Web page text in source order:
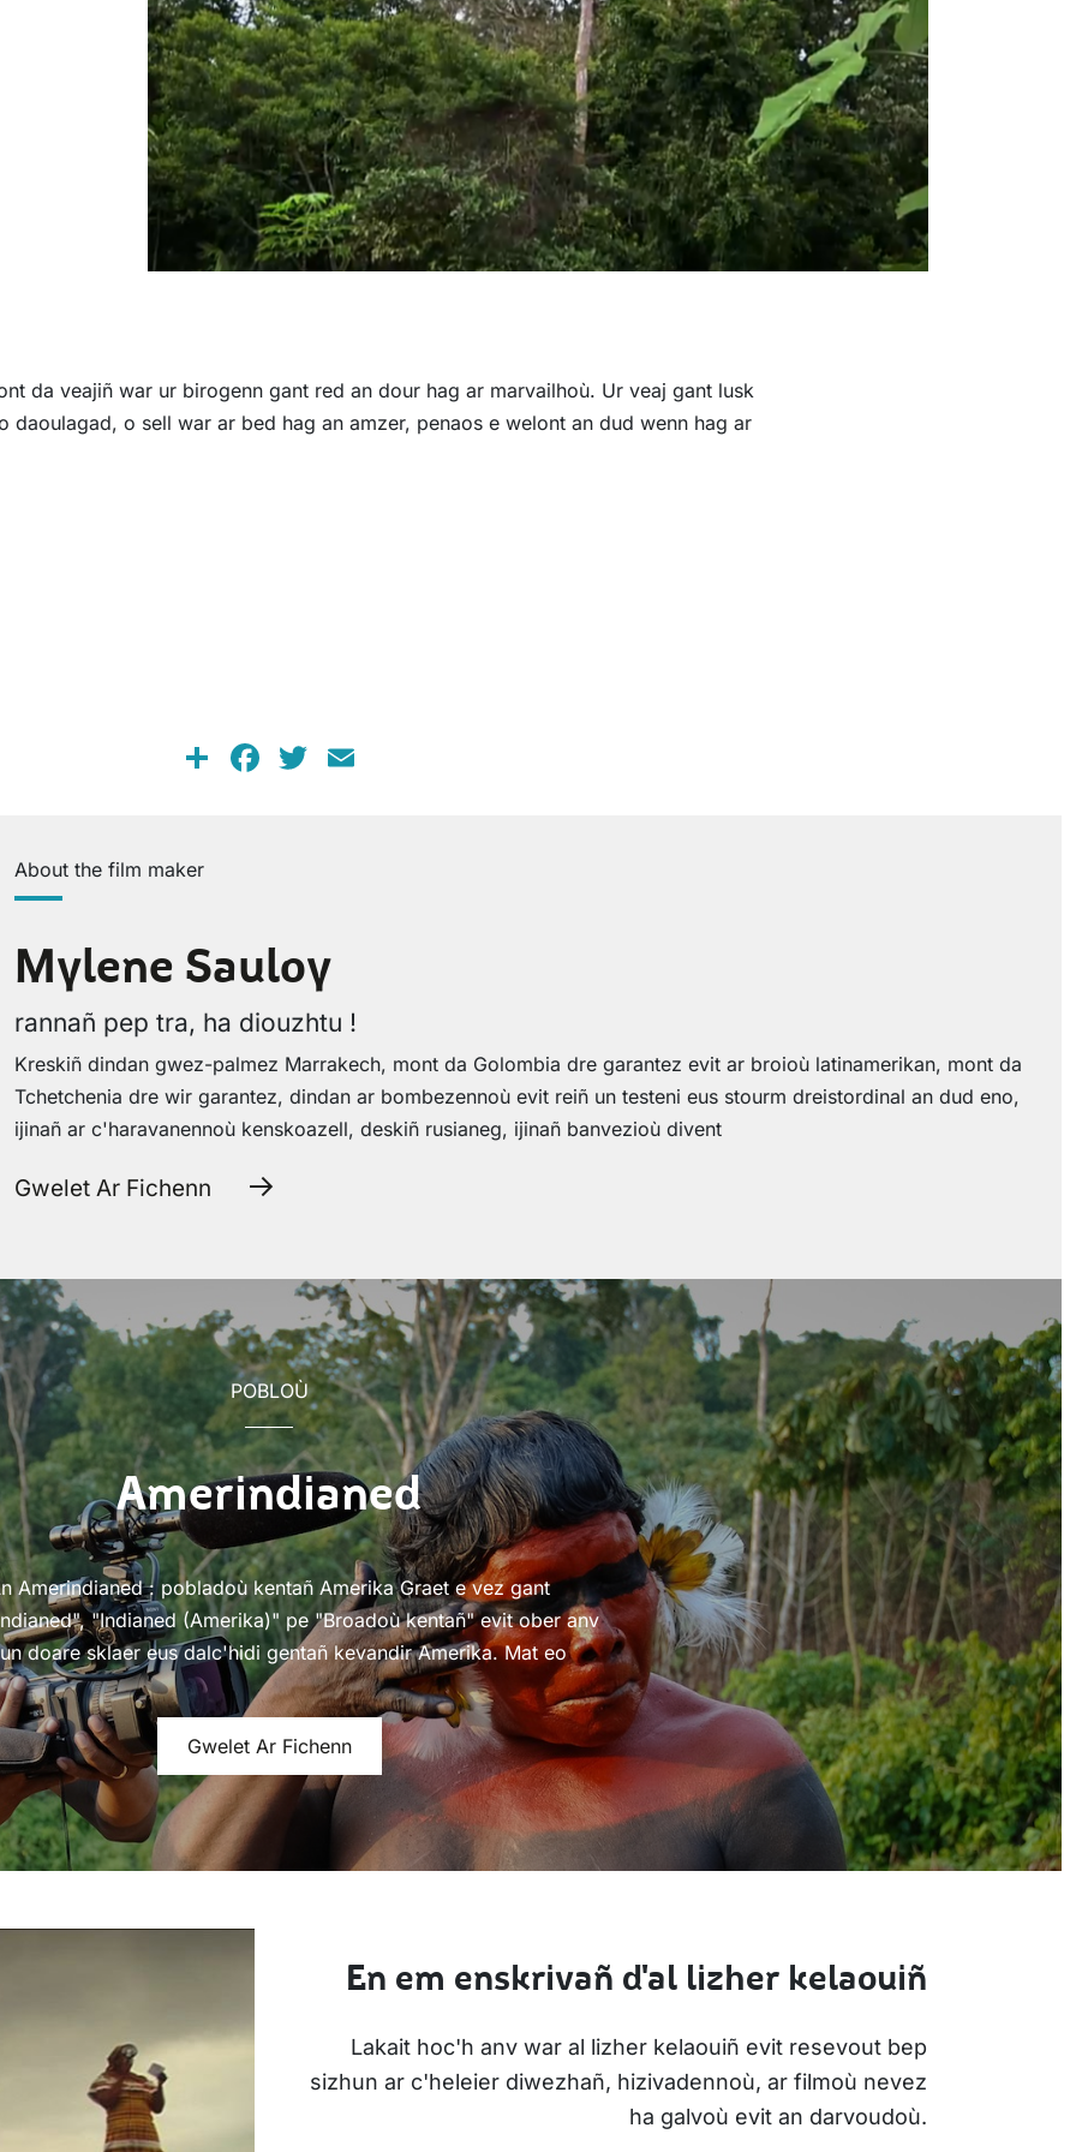
da veajiñ war ur birogenn gant red an dour hag ar marvailhoù. Ur veaj gant lusk
daoulagad, o sell war ar bed hag an amzer, penaos e welont an dud wenn hag ar
ShareFacebook
Twitter
About the film maker
Mylene Sauloy
rannañ pep tra, ha diouzhtu !
Kreskiñ dindan gwez-palmez Marrakech, mont da Golombia dre garantez evit ar broioù latinamerikan, mont da
Tchetchenia dre wir garantez, dindan ar bombezennoù evit reiñ un testeni eus stourm dreistordinal an dud eno,
ijinañ ar c'haravanennoù kenskoazell, deskiñ rusianeg, ijinañ banvezioù divent
Gwelet Ar Fichenn
POBLOÙ
Amerindianed
Amerindianed : pobladoù kentañ Amerika Graet e vez gant
"Indianed (Amerika)" pe "Broadoù kentañ" evit ober anv
doare sklaer eus dalc'hidi gentañ kevandir Amerika. Mat eo
Gwelet Ar Fichenn
En em enskrivañ d'al lizher kelaouiñ
Lakait hoc'h anv war al lizher kelaouiñ evit resevout bep
sizhun ar c'heleier diwezhañ, hizivadennoù, ar filmoù nevez
ha galvoù evit an darvoudoù.